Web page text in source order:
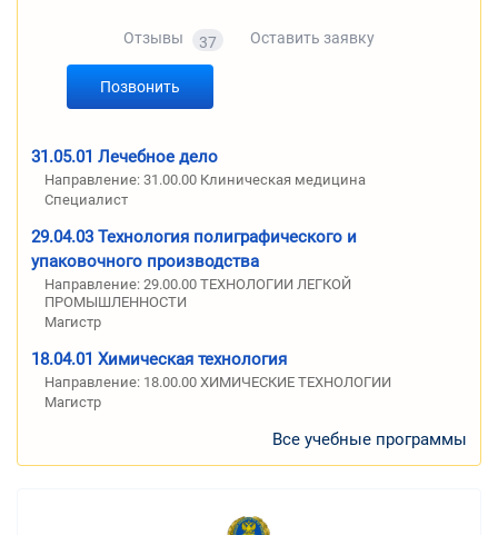
Отзывы 37 Оставить заявку
Позвонить
31.05.01 Лечебное дело
Направление: 31.00.00 Клиническая медицина
Специалист
29.04.03 Технология полиграфического и
упаковочного производства
Направление: 29.00.00 ТЕХНОЛОГИИ ЛЕГКОЙ
ПРОМЫШЛЕННОСТИ
Магистр
18.04.01 Химическая технология
Направление: 18.00.00 ХИМИЧЕСКИЕ ТЕХНОЛОГИИ
Магистр
Все учебные программы